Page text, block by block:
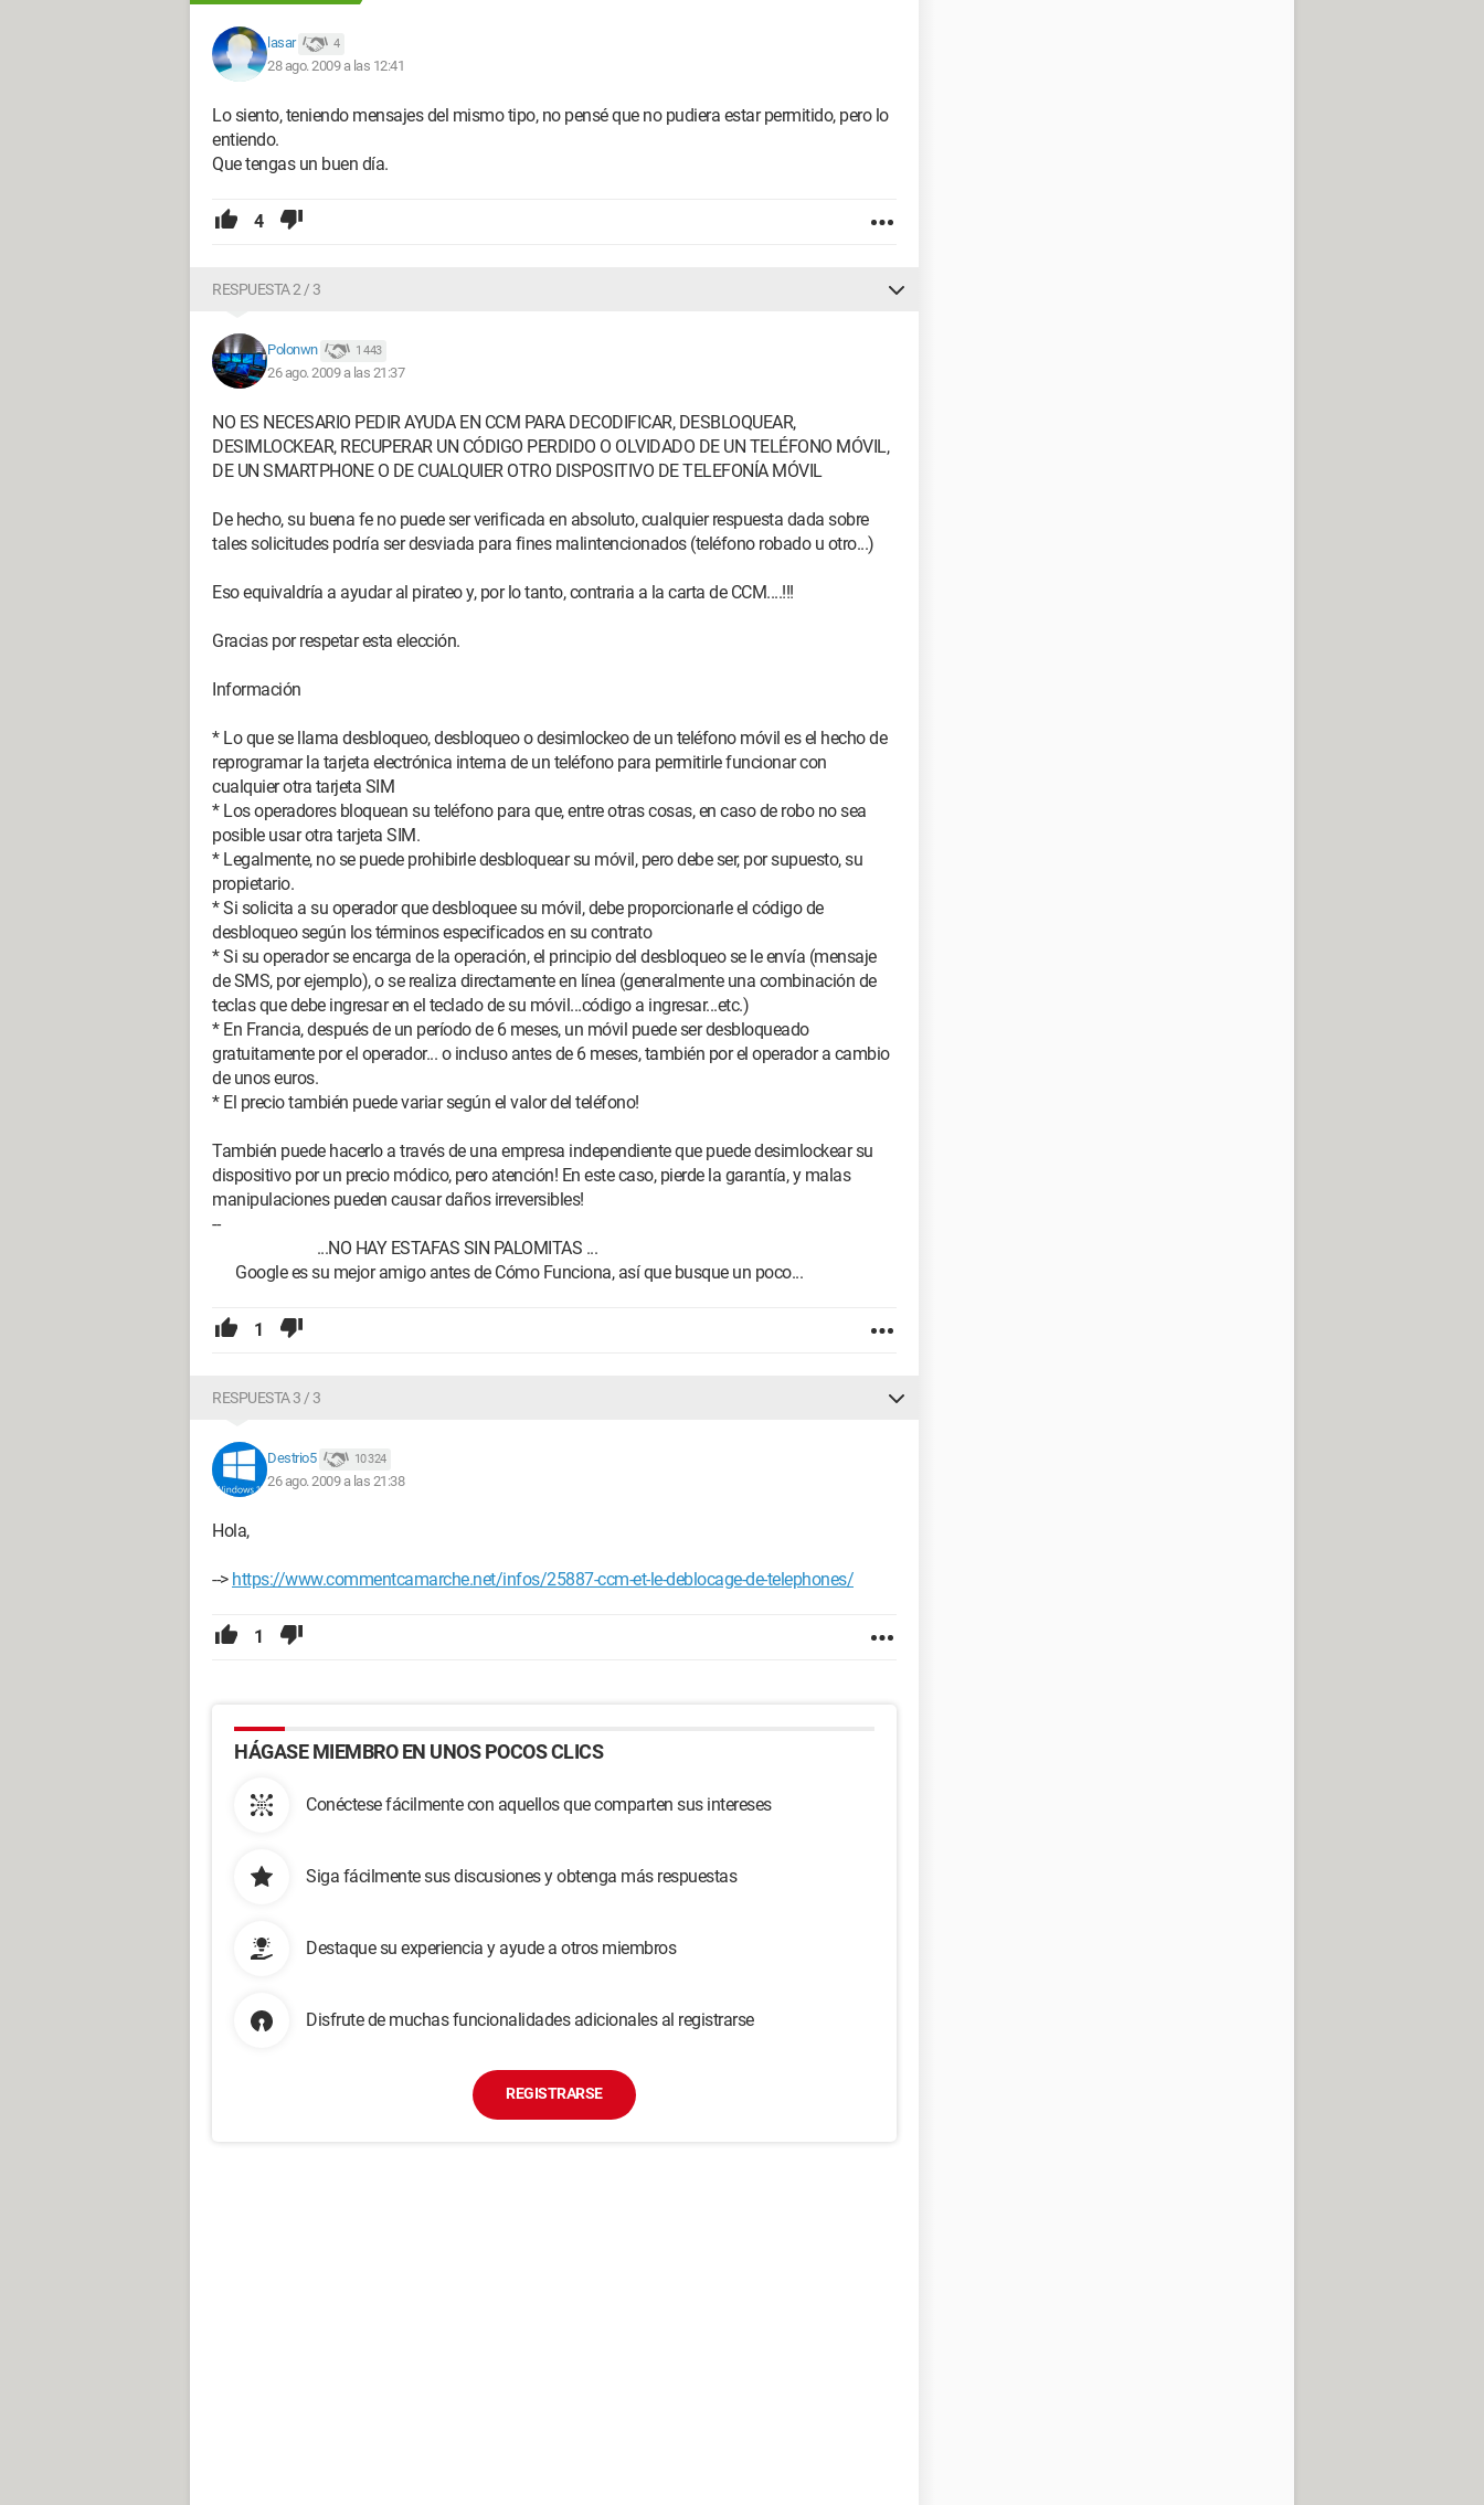
lasar 4
28 ago. 2009 a las 12:41
Lo siento, teniendo mensajes del mismo tipo, no pensé que no pudiera estar permitido, pero lo
entiendo.
Que tengas un buen día.
4
RESPUESTA 2 / 3
Polonwn 1 443
26 ago. 2009 a las 21:37
NO ES NECESARIO PEDIR AYUDA EN CCM PARA DECODIFICAR, DESBLOQUEAR,
DESIMLOCKEAR, RECUPERAR UN CÓDIGO PERDIDO O OLVIDADO DE UN TELÉFONO MÓVIL,
DE UN SMARTPHONE O DE CUALQUIER OTRO DISPOSITIVO DE TELEFONÍA MÓVIL
De hecho, su buena fe no puede ser verificada en absoluto, cualquier respuesta dada sobre
tales solicitudes podría ser desviada para fines malintencionados (teléfono robado u otro...)
Eso equivaldría a ayudar al pirateo y, por lo tanto, contraria a la carta de CCM....!!!
Gracias por respetar esta elección.
Información
* Lo que se llama desbloqueo, desbloqueo o desimlockeo de un teléfono móvil es el hecho de
reprogramar la tarjeta electrónica interna de un teléfono para permitirle funcionar con
cualquier otra tarjeta SIM
* Los operadores bloquean su teléfono para que, entre otras cosas, en caso de robo no sea
posible usar otra tarjeta SIM.
* Legalmente, no se puede prohibirle desbloquear su móvil, pero debe ser, por supuesto, su
propietario.
* Si solicita a su operador que desbloquee su móvil, debe proporcionarle el código de
desbloqueo según los términos especificados en su contrato
* Si su operador se encarga de la operación, el principio del desbloqueo se le envía (mensaje
de SMS, por ejemplo), o se realiza directamente en línea (generalmente una combinación de
teclas que debe ingresar en el teclado de su móvil...código a ingresar...etc.)
* En Francia, después de un período de 6 meses, un móvil puede ser desbloqueado
gratuitamente por el operador... o incluso antes de 6 meses, también por el operador a cambio
de unos euros.
* El precio también puede variar según el valor del teléfono!
También puede hacerlo a través de una empresa independiente que puede desimlockear su
dispositivo por un precio módico, pero atención! En este caso, pierde la garantía, y malas
manipulaciones pueden causar daños irreversibles!
--
...NO HAY ESTAFAS SIN PALOMITAS ...
Google es su mejor amigo antes de Cómo Funciona, así que busque un poco...
1
RESPUESTA 3 / 3
Destrio5 10 324
26 ago. 2009 a las 21:38
Hola,
--> https://www.commentcamarche.net/infos/25887-ccm-et-le-deblocage-de-telephones/
1
HÁGASE MIEMBRO EN UNOS POCOS CLICS
Conéctese fácilmente con aquellos que comparten sus intereses
Siga fácilmente sus discusiones y obtenga más respuestas
Destaque su experiencia y ayude a otros miembros
Disfrute de muchas funcionalidades adicionales al registrarse
REGISTRARSE